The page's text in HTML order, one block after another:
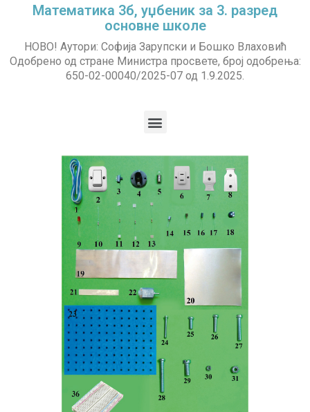
Математика 3б, уџбеник за 3. разред
основне школе
НОВО! Аутори: Софија Зарупски и Бошко Влаховић
Одобрено од стране Министра просвете, број одобрења:
650-02-00040/2025-07 од 1.9.2025.